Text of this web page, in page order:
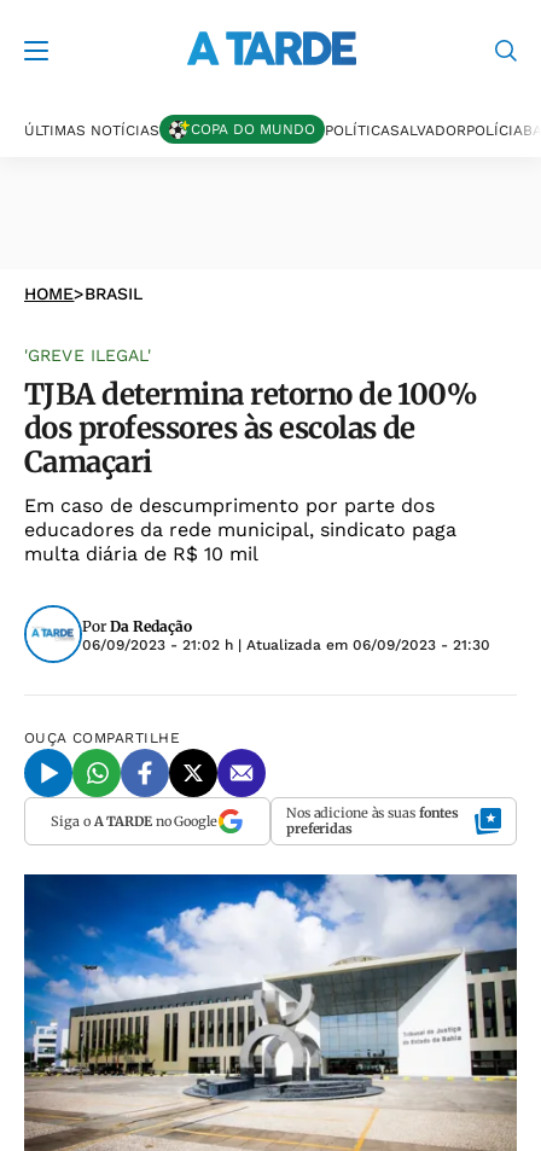
ÚLTIMAS NOTÍCIAS COPA DO MUNDO POLÍTICASALVADORPOLÍCIA
HOME>BRASIL
'GREVE ILEGAL'
TJBA determina retorno de 100%
dos professores às escolas de
Camaçari
Em caso de descumprimento por parte dos
educadores da rede municipal, sindicato paga
multa diária de R$ 10 mil
Por Da Redação
06/09/2023 - 21:02 h | Atualizada em 06/09/2023 - 21:30
OUÇA COMPARTILHE
Siga o A TARDEno Google Nos adicione às suas fontes
preferidas